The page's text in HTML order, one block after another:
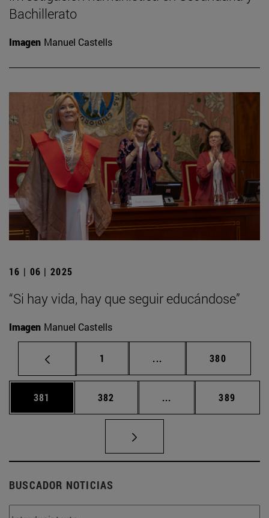
Bachillerato
Imagen Manuel Castells
16 | 06 | 2025
“Si hay vida, hay que seguir educándose”
Imagen Manuel Castells
Página
1 ... Páginas intermedias
Página
380
Página
381 Página
382 ... Páginas intermedias
Página
389
BUSCADOR NOTICIAS